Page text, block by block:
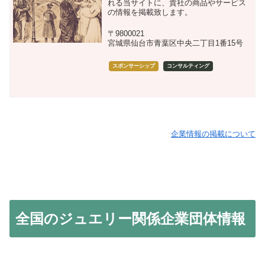
れる当サイトに、貴社の商品やサービス
の情報を掲載致します。
〒9800021
宮城県仙台市青葉区中央二丁目1番15号
スポンサーシップ コンサルティング
企業情報の掲載について
全国のジュエリー関係企業団体情報